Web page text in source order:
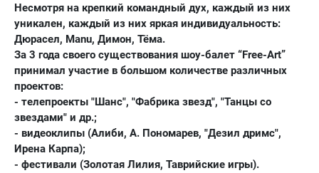
Несмотря на крепкий командный дух, каждый из них
уникален, каждый из них яркая индивидуальность:
Дюрасел, Manu, Димон, Тёма.
За 3 года своего существования шоу-балет “Free-Art”
принимал участие в большом количестве различных
проектов:
- телепроекты "Шанс", "Фабрика звезд", "Танцы со
звездами" и др.;
- видеоклипы (Алиби, А. Пономарев, "Дезил дримс",
Ирена Карпа);
- фестивали (Золотая Лилия, Таврийские игры).